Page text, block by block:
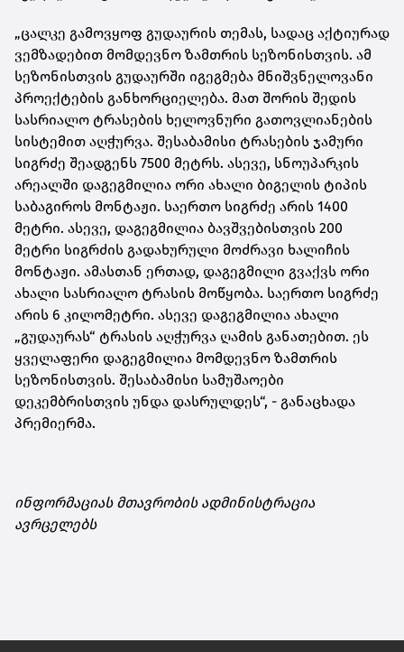
„ცალკე გამოვყოფ გუდაურის თემას, სადაც აქტიურად
ვემზადებით მომდევნო ზამთრის სეზონისთვის. ამ
სეზონისთვის გუდაურში იგეგმება მნიშვნელოვანი
პროექტების განხორციელება. მათ შორის შედის
სასრიალო ტრასების ხელოვნური გათოვლიანების
სისტემით აღჭურვა. შესაბამისი ტრასების ჯამური
სიგრძე შეადგენს 7500 მეტრს. ასევე, სნოუპარკის
არეალში დაგეგმილია ორი ახალი ბიგელის ტიპის
საბაგიროს მონტაჟი. საერთო სიგრძე არის 1400
მეტრი. ასევე, დაგეგმილია ბავშვებისთვის 200
მეტრი სიგრძის გადახურული მოძრავი ხალიჩის
მონტაჟი. ამასთან ერთად, დაგეგმილი გვაქვს ორი
ახალი სასრიალო ტრასის მოწყობა. საერთო სიგრძე
არის 6 კილომეტრი. ასევე დაგეგმილია ახალი
„გუდაურას“ ტრასის აღჭურვა ღამის განათებით. ეს
ყველაფერი დაგეგმილია მომდევნო ზამთრის
სეზონისთვის. შესაბამისი სამუშაოები
დეკემბრისთვის უნდა დასრულდეს“, - განაცხადა
პრემიერმა.
ინფორმაციას მთავრობის ადმინისტრაცია
ავრცელებს